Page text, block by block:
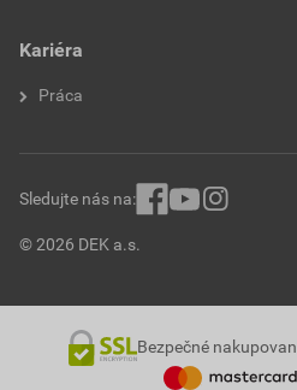
Kariéra
Práca
© 2026 DEK a.s.
Sledujte nás na:
Bezpečné